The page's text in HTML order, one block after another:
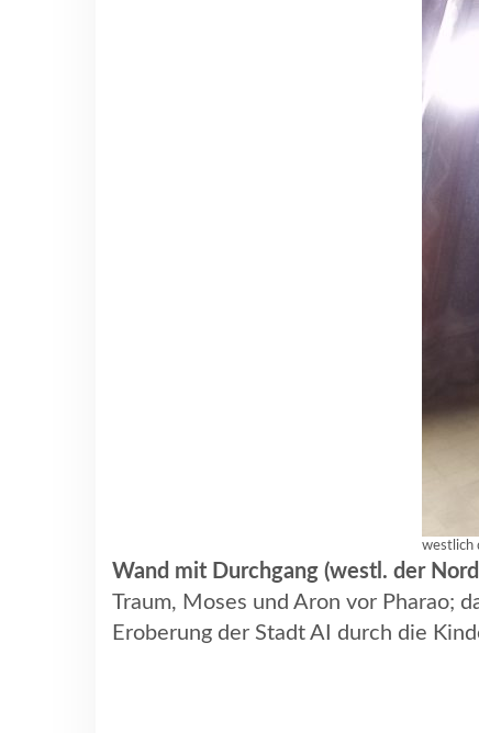
westlich
Wand mit Durchgang (westl. der
Traum, Moses und Aron vor Pharao;
Eroberung der Stadt AI durch die